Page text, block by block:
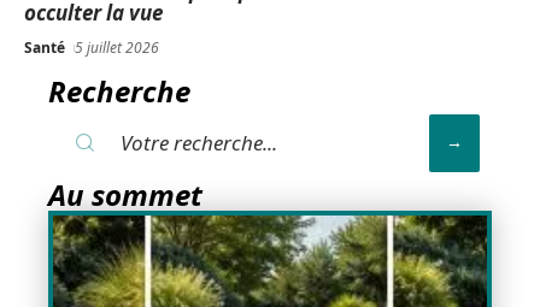
occulter la vue
Santé 5 juillet 2026
Recherche
Au sommet